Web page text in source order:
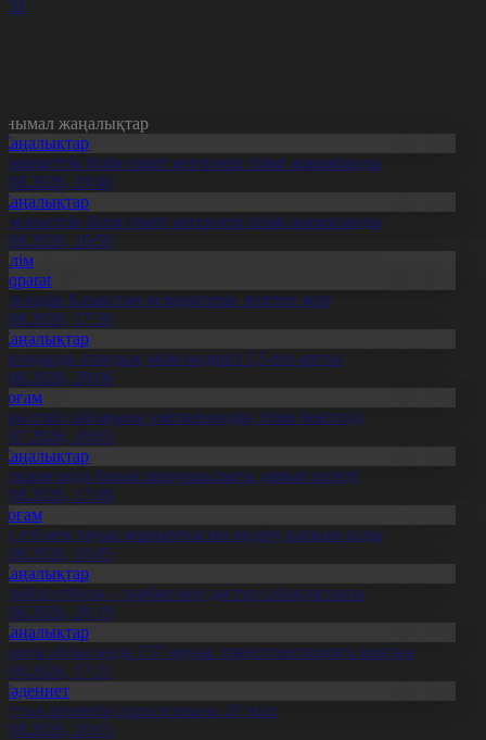
31
жаңалықтар
білім грант иегерлері тізімі жарияланды
19:46
білім грант иегерлері тізімі жарияланды
16:50
Қазақстан өсімдіктерін зерттеп жүр
17:30
отандық өнім өндірісі 1,5 есе артты
20:06
сайлауына үміткерлердің тізімі бекітілді
20:03
балық шаруашылығы дамып келеді
17:09
еті мен тауық жұмыртқасын өндіру қарқын алды
10:05
отбасы – тәрбие мен дәстүр сабақтастығы
20:19
облысында 157 науқас трансплантацияға мұқтаж
17:11
архивтің құрылғанына 20 жыл
20:03